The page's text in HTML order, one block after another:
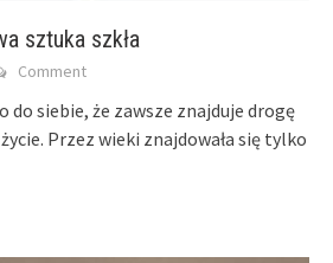
sztuka szkła
Comment
do siebie, że zawsze znajduje drogę
Przez wieki znajdowała się tylko